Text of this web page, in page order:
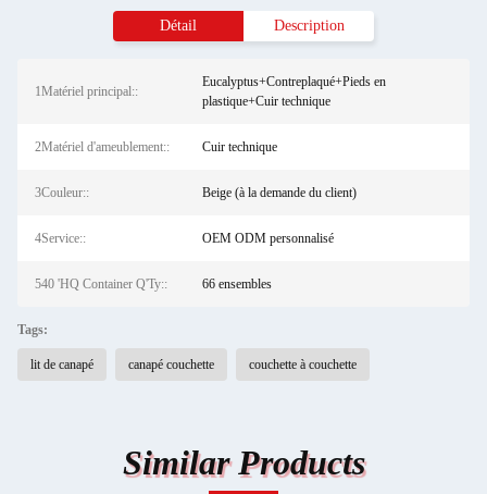
Détail Description
1Matériel principal::
Eucalyptus+Contreplaqué+Pieds en
plastique+Cuir technique
2Matériel d'ameublement:: Cuir technique
3Couleur:: Beige (à la demande du client)
4Service:: OEM ODM personnalisé
540 'HQ Container Q'Ty:: 66 ensembles
Tags:
lit de canapé canapé couchette couchette à couchette
Similar Products